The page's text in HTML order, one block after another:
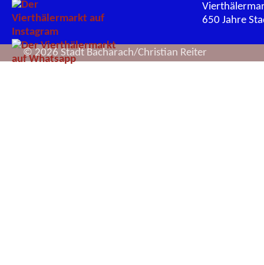
650 Jahre
© 2026 Stadt Bacharach/Christian Reiter